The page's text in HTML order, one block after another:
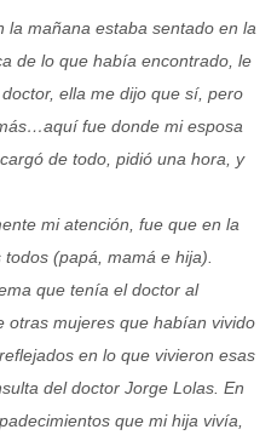
mañana estaba sentado en la
de lo que había encontrado, le
ella me dijo que sí, pero
fue donde mi esposa
de todo, pidió una hora, y
mi atención, fue que en la
(papá, mamá e hija).
que tenía el doctor al
otras mujeres que habían vivido
en lo que vivieron esas
del doctor Jorge Lolas. En
que mi hija vivía,